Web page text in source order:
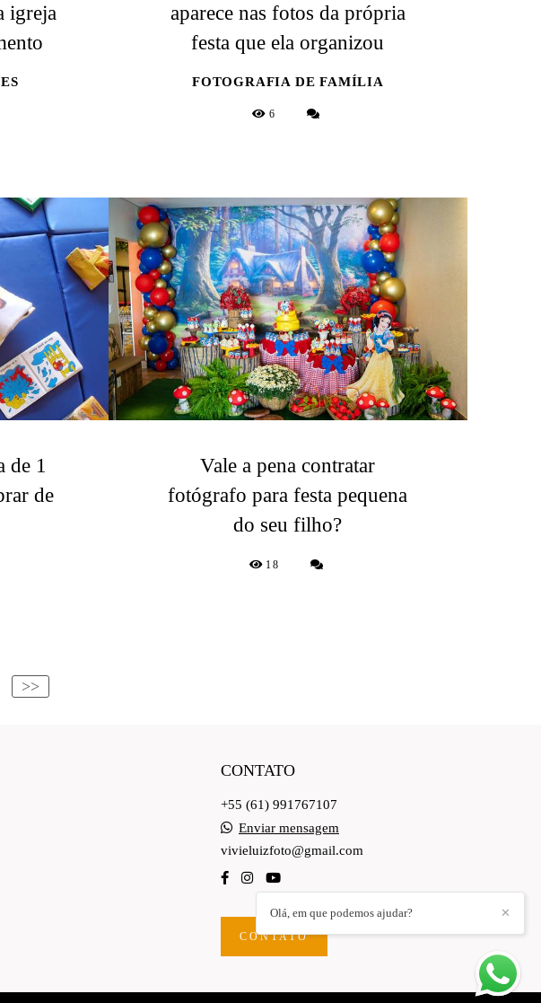
igreja
aparece nas fotos da própria
festa que ela organizou
FOTOGRAFIA DE FAMÍLIA
6
de 1
de
Vale a pena contratar
fotógrafo para festa pequena
do seu filho?
18
>>
CONTATO
+55 (61) 991767107
Enviar mensagem
vivieluizfoto@gmail.com
CONTATO
✕
Olá, em que podemos ajudar?